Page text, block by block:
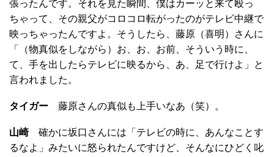
張ったんです。それを見た瞬間、僕はカーッと来て殴っ
ちゃって、その親父がコロコロ転がったのがテレビ中継で
映っちゃったんですよ。そうしたら、藤原（喜明）さんに
「（物真似をしながら）お、お、お前、そういう時に、
て、手を出したらテレビに映るから、あ、足で行けよ」と
言われました。
タイガー 藤原さんの真似も上手いなあ（笑）。
山崎確かに坂口さんには「テレビの時に、あんなことす
るなよ」みたいに怒られたんですけど、そんなにひどく叱